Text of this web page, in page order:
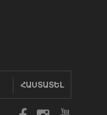
ՀԱՍՏԱՏԵԼ